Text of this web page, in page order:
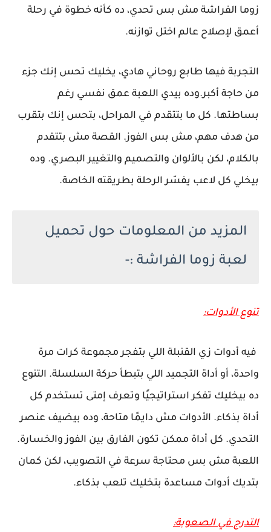
زوما الفراشة مش بس تحدي، ده كأنه خطوة في رحلة
أعمق لإصلاح عالم اختل توازنه.
التجربة فيها طابع روحاني هادي، يخليك تحس إنك جزء
من حاجة أكبر.وده بيدي اللعبة عمق نفسي رغم
بساطتها. كل ما بتتقدم في المراحل، بتحس إنك بتقرب
من هدف مهم، مش بس الفوز. القصة مش بتتقدم
بالكلام، لكن بالألوان والتصميم والتغيير البصري. وده
بيخلي كل لاعب يفسّر الرحلة بطريقته الخاصة.
المزيد من المعلومات حول تحميل
لعبة زوما الفراشة :-
تنوع الأدوات:
فيه أدوات زي القنبلة اللي بتفجر مجموعة كرات مرة
واحدة، أو أداة التجميد اللي بتبطأ حركة السلسلة. التنوع
ده بيخليك تفكر استراتيجيًا وتعرف إمتى تستخدم كل
أداة بذكاء. الأدوات مش دايمًا متاحة، وده بيضيف عنصر
التحدي. كل أداة ممكن تكون الفارق بين الفوز والخسارة.
اللعبة مش بس محتاجة سرعة في التصويب، لكن كمان
بتديك أدوات مساعدة بتخليك تلعب بذكاء.
التدرج في الصعوبة: